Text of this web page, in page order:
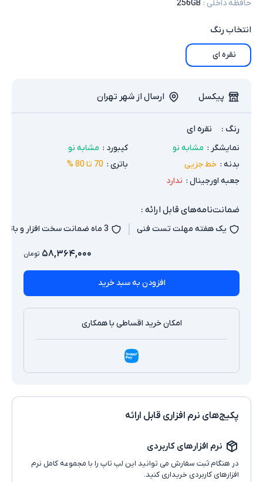
حافظه داخلی :
256GB
انتخابرنگ
نقره ای
پیکسل ارسال از شهر تهران
رنگ : نقره ای
نمایشگر : مشابه نو کیبورد : مشابه نو
بدنه : خط جزیی باتری : 70 تا 80 %
جعبه اورجینال : ندارد
ضمانت‌نامه‌های قابل ارائه :
یک هفته مهلت تست فنی 3 ماه ضمانت سخت افزار و باتری
۵۸,۳۶۴,۰۰۰ تومان
افزودن به سبد خرید
امکان خرید اقساطی با همکاری
پکیج‌های نرم افزاری قابل ارائه
نرم افزارهای کاربردی
در هنگام ثبت سفارش می توانید این لپ تاپ را با مجموعه کامل نرم
افزارهای کاربردی خریداری کنید.